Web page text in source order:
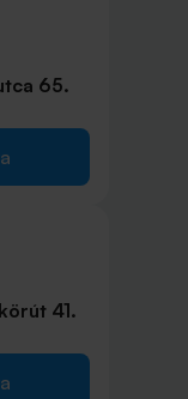
65.
41.